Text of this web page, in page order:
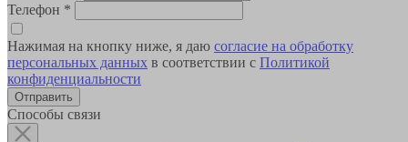
Телефон *
Нажимая на кнопку ниже, я даю согласие на обработку
персональных данных в соответствии с Политикой
конфиденциальности
Способы связи